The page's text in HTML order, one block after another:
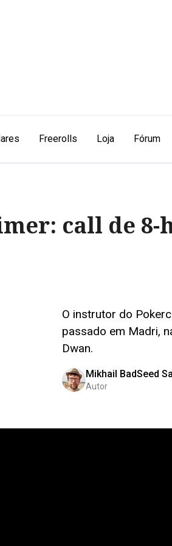
Freerolls Loja Fórum
call de
O instrutor do
passado em Madri,
Dwan.
Mikhail BadSeed
Autor